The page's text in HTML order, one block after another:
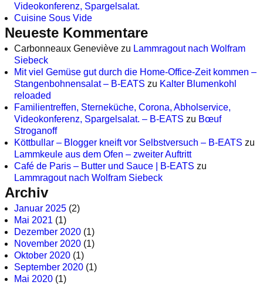
Videokonferenz, Spargelsalat.
Cuisine Sous Vide
Neueste Kommentare
Carbonneaux Geneviève zu Lammragout nach Wolfram
Siebeck
Mit viel Gemüse gut durch die Home-Office-Zeit kommen –
Stangenbohnensalat – B-EATS zu Kalter Blumenkohl
reloaded
Familientreffen, Sterneküche, Corona, Abholservice,
Videokonferenz, Spargelsalat. – B-EATS zu Bœuf
Stroganoff
Köttbullar – Blogger kneift vor Selbstversuch – B-EATS zu
Lammkeule aus dem Ofen – zweiter Auftritt
Café de Paris – Butter und Sauce | B-EATS zu
Lammragout nach Wolfram Siebeck
Archiv
Januar 2025 (2)
Mai 2021 (1)
Dezember 2020 (1)
November 2020 (1)
Oktober 2020 (1)
September 2020 (1)
Mai 2020 (1)